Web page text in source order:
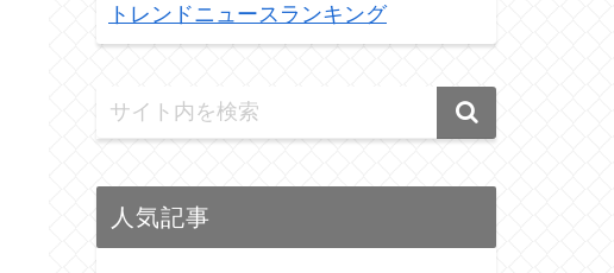
トレンドニュースランキング
人気記事